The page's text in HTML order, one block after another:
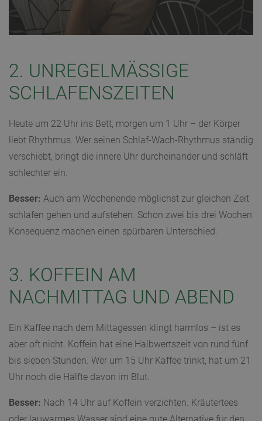
2. UNREGELMÄSSIGE S
CHLAFENSZEITEN
Heute um 22 Uhr ins Bett, morgen um 1 Uhr – der Körper
liebt Rhythmus. Wer seinen Schlaf-Wach-Rhythmus ständig
verschiebt, bringt die innere Uhr durcheinander und schläft
schlechter ein.
Besser: Auch am Wochenende möglichst zur gleichen Zeit
schlafen gehen und aufstehen. Schon zwei bis drei Wochen
Konsequenz machen einen spürbaren Unterschied.
3. KOFFEIN AM
NACHMITTAG UND ABEND
Ein Kaffee nach dem Mittagessen klingt harmlos – ist es
aber oft nicht. Koffein hat eine Halbwertszeit von rund fünf
bis sieben Stunden. Wer um 15 Uhr Kaffee trinkt, hat um 21
Uhr noch die Hälfte davon im Blut.
Besser: Nach 14 Uhr auf Koffein verzichten. Kräutertees